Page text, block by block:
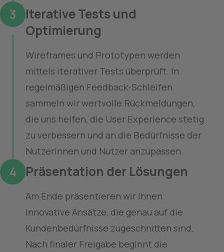
3
Iterative Tests und
Optimierung
Wireframes und Prototypen werden
mittels iterativer Tests überprüft. In
regelmäßigen Feedback-Schleifen
sammeln wir wertvolle Rückmeldungen,
die uns helfen, die User Experience stetig
zu verbessern und an die Bedürfnisse der
Nutzerinnen und Nutzer anzupassen.
4 Präsentation der Lösungen
Am Ende präsentieren wir Ihnen
innovative Ansätze, die genau auf die
Kundenbedürfnisse zugeschnitten sind.
Nach finaler Freigabe beginnt die